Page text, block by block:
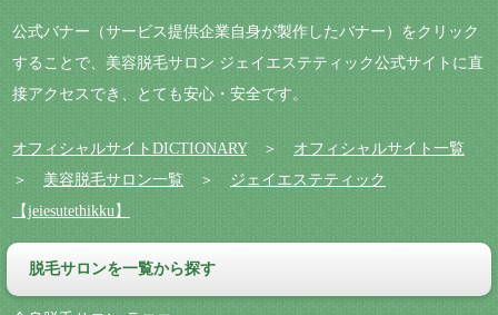
公式バナー（サービス提供企業自身が製作したバナー）をクリック
することで、美容脱毛サロン ジェイエステティック公式サイトに直
接アクセスでき、とても安心・安全です。
オフィシャルサイトDICTIONARY＞ オフィシャルサイト一覧
＞ 美容脱毛サロン一覧 ＞ ジェイエステティック
【jeiesutethikku】
脱毛サロンを一覧から探す